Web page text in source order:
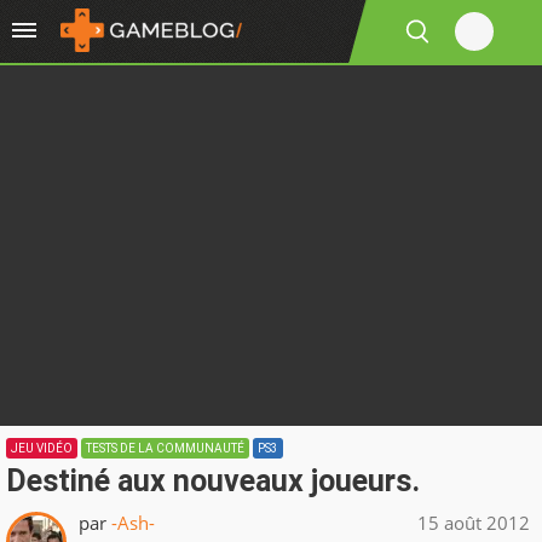
JEU VIDÉO TESTS DE LA COMMUNAUTÉ PS3
Destiné aux nouveaux joueurs.
par -Ash- 15 août 2012